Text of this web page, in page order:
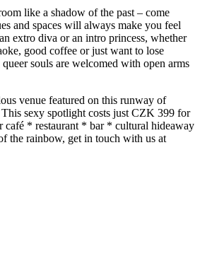
like a shadow of the past – come
and spaces will always make you feel
extro diva or an intro princess, whether
good coffee or just want to lose
souls are welcomed with open arms
venue featured on this runway of
This sexy spotlight costs just CZK 399 for
café * restaurant * bar * cultural hideaway
the rainbow, get in touch with us at